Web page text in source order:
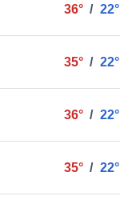
36° / 22°
35° / 22°
36° / 22°
35° / 22°